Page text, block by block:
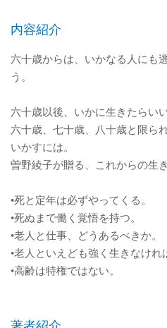
内容紹介
六十歳からは、いかなる人にも
う。
六十歳以後、いかに生きたらいい
六十歳、七十歳、八十歳と限ら
いかすには。
曽野綾子が贈る、これからの生き
•死と定年は必ずやってくる。
•死ぬまで働く覚悟を持つ。
•老人と仕事、どうあるべきか。
•老人といえども強く生きなけれ
•高齢は特権ではない。